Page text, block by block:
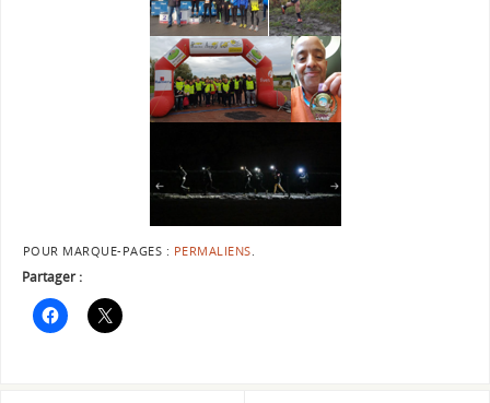
POUR MARQUE-PAGES : PERMALIENS.
Partager :